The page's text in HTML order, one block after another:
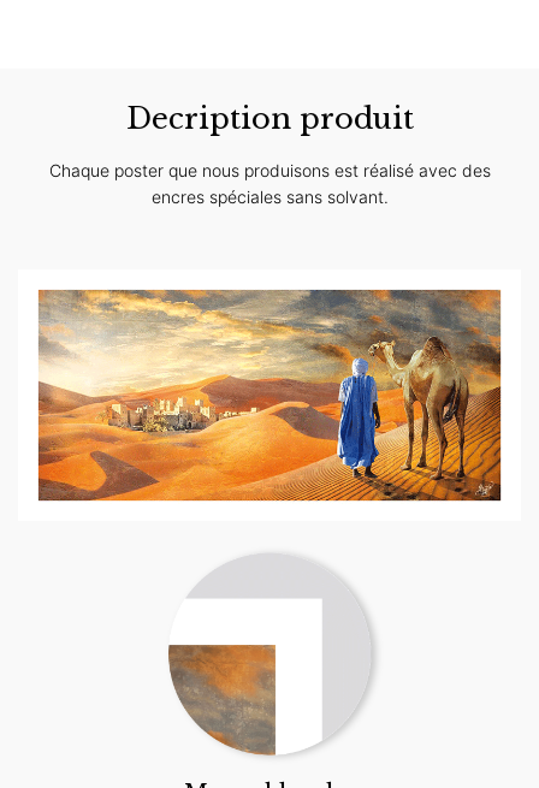
Decription produit
Chaque poster que nous produisons est réalisé avec des
encres spéciales sans solvant.